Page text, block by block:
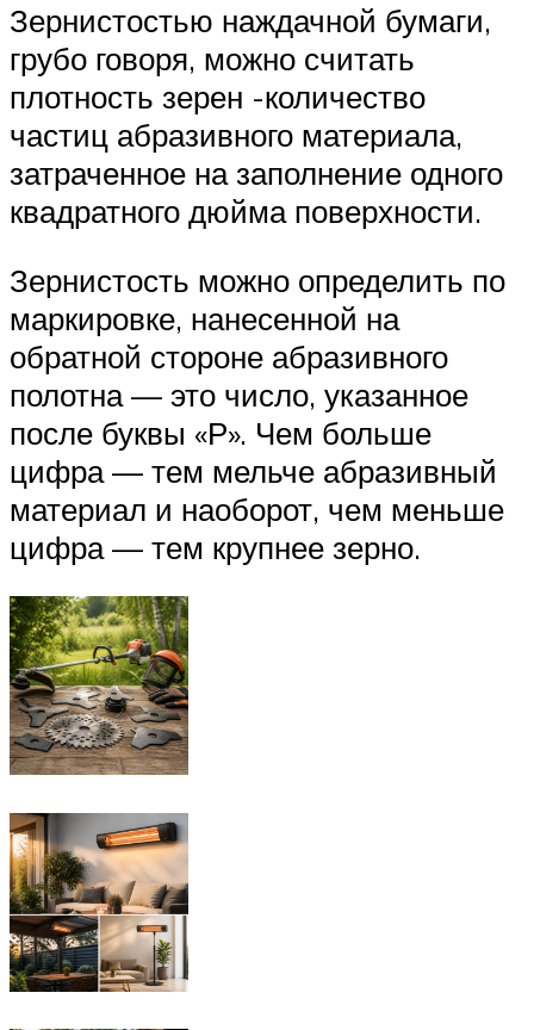
Зернистостью наждачной бумаги,
грубо говоря, можно считать
плотность зерен -количество
частиц абразивного материала,
затраченное на заполнение одного
квадратного дюйма поверхности.
Зернистость можно определить по
маркировке, нанесенной на
обратной стороне абразивного
полотна — это число, указанное
после буквы «Р». Чем больше
цифра — тем мельче абразивный
материал и наоборот, чем меньше
цифра — тем крупнее зерно.